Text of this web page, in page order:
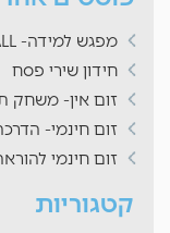
מפגש למידה- WORDWALL
חידון שירי פסח
זום אין- משחק
זום חינמי-
זום חינמי
קטגוריות